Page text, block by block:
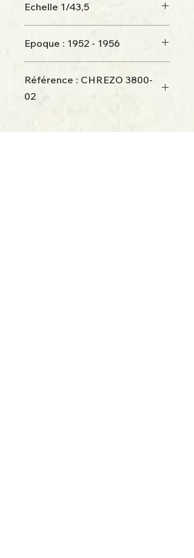
Echelle 1/43,5
Epoque : 1952 - 1956
Référence : CHREZO 3800-
02